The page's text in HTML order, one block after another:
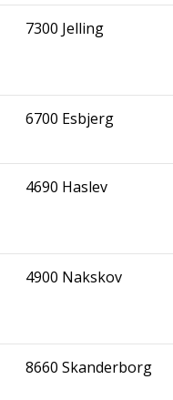
7300 Jel­ling
6700 Esb­jerg
4690 Has­lev
4900 Naks­kov
8660 Skan­der­borg